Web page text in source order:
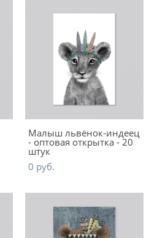
Малыш львёнок-индеец
- оптовая открытка - 20
штук
0 pуб.